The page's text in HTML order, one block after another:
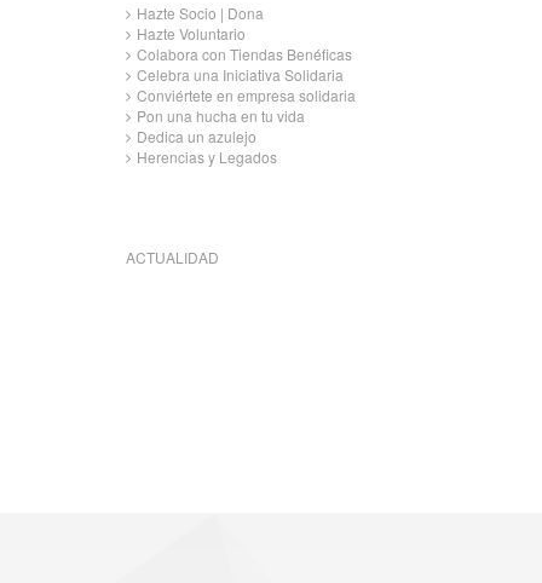
Hazte Socio | Dona
Hazte Voluntario
Colabora con Tiendas Benéficas
Celebra una Iniciativa Solidaria
Conviértete en empresa solidaria
Pon una hucha en tu vida
Dedica un azulejo
Herencias y Legados
ACTUALIDAD